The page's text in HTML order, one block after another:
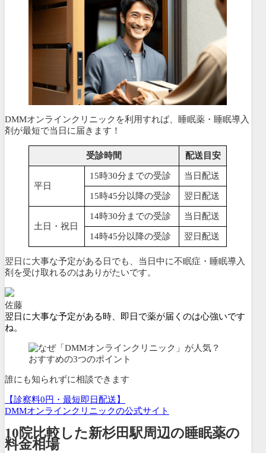
DMMオンラインクリニックを利用すれば、睡眠薬・睡眠導入
剤が最短で当日に届きます！
受診時間 配送目安
平日
15時30分までの受診 当日配送
15時45分以降の受診 翌日配送
土日・祝日
14時30分までの受診 当日配送
14時45分以降の受診 翌日配送
翌日に大事な予定がある日でも、当日中に不眠症・睡眠導入
剤を受け取れるのはありがたいです。
佐藤
翌日に大事な予定がある時、即日で薬が届くのは心強いです
ね。
誰にも知られずに相談できます
【診察料0円・最短即日配送】
DMMオンラインクリニックの公式サイト
10院比較した新杉田駅周辺の睡眠薬の
料金相場